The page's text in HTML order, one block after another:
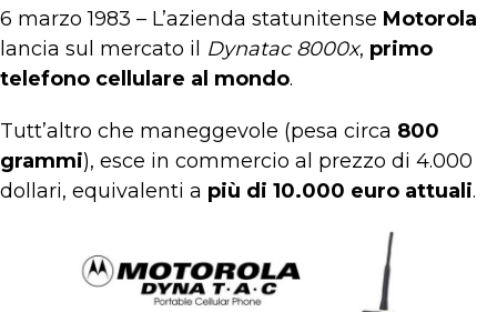
6 marzo 1983 – L’azienda statunitense Motorola
lancia sul mercato il Dynatac 8000x, primo
telefono cellulare al mondo.
Tutt’altro che maneggevole (pesa circa 800
grammi), esce in commercio al prezzo di 4.000
dollari, equivalenti a più di 10.000 euro attuali.